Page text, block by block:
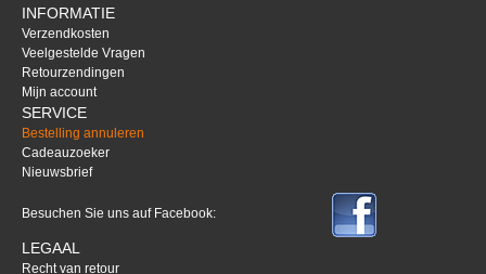
INFORMATIE
Verzendkosten
Veelgestelde Vragen
Retourzendingen
Mijn account
SERVICE
Bestelling annuleren
Cadeauzoeker
Nieuwsbrief
Besuchen Sie uns auf Facebook:
LEGAAL
Recht van retour